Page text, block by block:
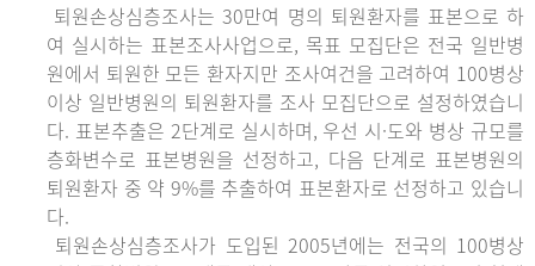
퇴원손상심층조사는 30만여 명의 퇴원환자를 표본으로 하
여 실시하는 표본조사사업으로, 목표 모집단은 전국 일반병
원에서 퇴원한 모든 환자지만 조사여건을 고려하여 100병상
이상 일반병원의 퇴원환자를 조사 모집단으로 설정하였습니
다. 표본추출은 2단계로 실시하며, 우선 시·도와 병상 규모를
층화변수로 표본병원을 선정하고, 다음 단계로 표본병원의
퇴원환자 중 약 9%를 추출하여 표본환자로 선정하고 있습니
다.
퇴원손상심층조사가 도입된 2005년에는 전국의 100병상